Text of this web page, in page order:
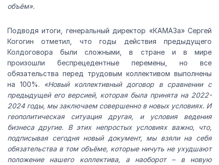
объём».
Подводя итоги, генеральный директор «КАМАЗа» Сергей
Когогин отметил, что годы действия предыдущего
Колдоговора были сложными, в стране и в мире
произошли беспрецедентные перемены, но все
обязательства перед трудовым коллективом выполнены
на 100%. «Новый коллективный договор в сравнении с
предыдущей его версией, которая была принята на 2022-
2024 годы, мы заключаем совершенно в новых условиях. И
геополитическая ситуация другая, и условия ведения
бизнеса другие. В этих непростых условиях важно, что,
подписывая сегодня новый документ, мы взяли на себя
обязательства в том объёме, которые ничуть не ухудшают
положение нашего коллектива, а наоборот – в новую